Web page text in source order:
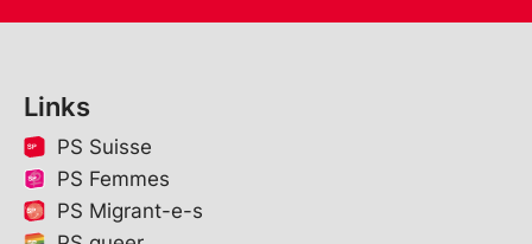
Links
PS Suisse
PS Femmes
PS Migrant-e-s